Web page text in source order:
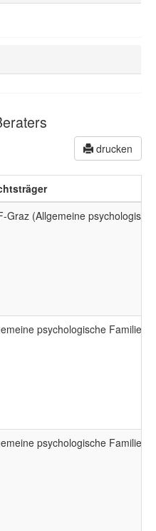
drucken
Graz (Allgemeine
psychologische
psychologische